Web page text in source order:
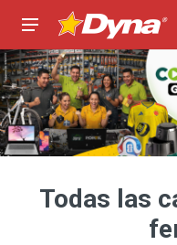
Todas las